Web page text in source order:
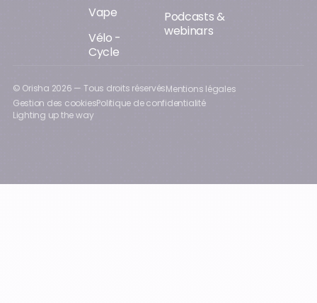
Vape
Vélo -
Cycle
Podcasts &
webinars
© Orisha 2026 — Tous droits réservésMentions légales
Gestion des cookiesPolitique de confidentialité
Lighting up the way